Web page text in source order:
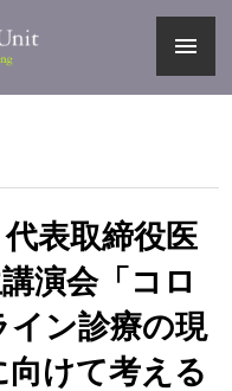
menu
表取締役医
演会「コロ
ン診療の現
けて考える